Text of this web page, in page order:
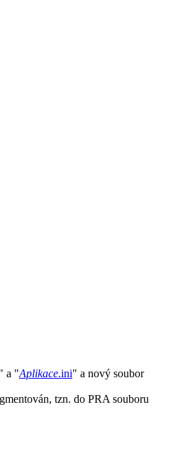
" a "Aplikace.ini" a nový soubor
tzn. do PRA souboru